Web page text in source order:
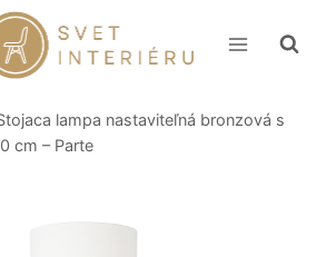
lampa nastaviteľná bronzová s
cm – Parte